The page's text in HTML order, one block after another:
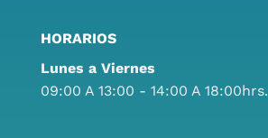
HORARIOS
Lunes a Viernes
09:00 A 13:00 - 14:00 A 18:00hrs.